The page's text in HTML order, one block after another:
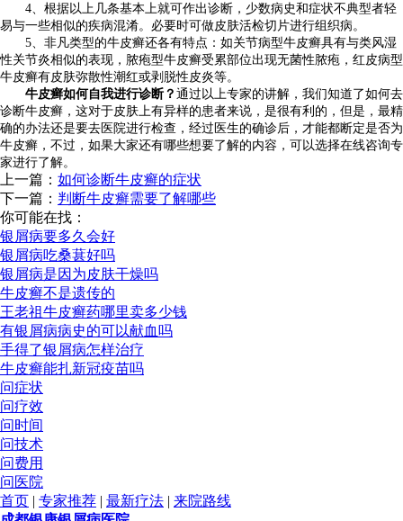
4、根据以上几条基本上就可作出诊断，少数病史和症状不典型者轻
易与一些相似的疾病混淆。必要时可做皮肤活检切片进行组织病。
5、非凡类型的牛皮癣还各有特点：如关节病型牛皮癣具有与类风湿
性关节炎相似的表现，脓疱型牛皮癣受累部位出现无菌性脓疱，红皮病型
牛皮癣有皮肤弥散性潮红或剥脱性皮炎等。
牛皮癣如何自我进行诊断？ 通过以上专家的讲解，我们知道了如何去
诊断牛皮癣，这对于皮肤上有异样的患者来说，是很有利的，但是，最精
确的办法还是要去医院进行检查，经过医生的确诊后，才能都断定是否为
牛皮癣，不过，如果大家还有哪些想要了解的内容，可以选择在线咨询专
家进行了解。
上一篇： 如何诊断牛皮癣的症状
下一篇： 判断牛皮癣需要了解哪些
你可能在找：
银屑病要多久会好
银屑病吃桑葚好吗
银屑病是因为皮肤干燥吗
牛皮癣不是遗传的
王老祖牛皮癣药哪里卖多少钱
有银屑病病史的可以献血吗
手得了银屑病怎样治疗
牛皮癣能扎新冠疫苗吗
问症状
问疗效
问时间
问技术
问费用
问医院
首页 | 专家推荐 | 最新疗法 | 来院路线